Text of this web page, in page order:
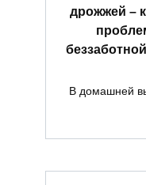
дрожжей –
В домашней